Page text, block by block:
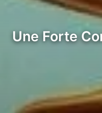
Une Forte